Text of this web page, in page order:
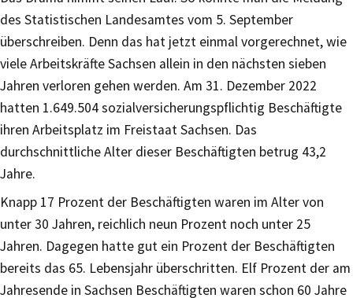
des Statistischen Landesamtes vom 5. September
überschreiben. Denn das hat jetzt einmal vorgerechnet, wie
viele Arbeitskräfte Sachsen allein in den nächsten sieben
Jahren verloren gehen werden. Am 31. Dezember 2022
hatten 1.649.504 sozialversicherungspflichtig Beschäftigte
ihren Arbeitsplatz im Freistaat Sachsen. Das
durchschnittliche Alter dieser Beschäftigten betrug 43,2
Jahre.
Knapp 17 Prozent der Beschäftigten waren im Alter von
unter 30 Jahren, reichlich neun Prozent noch unter 25
Jahren. Dagegen hatte gut ein Prozent der Beschäftigten
bereits das 65. Lebensjahr überschritten. Elf Prozent der am
Jahresende in Sachsen Beschäftigten waren schon 60 Jahre